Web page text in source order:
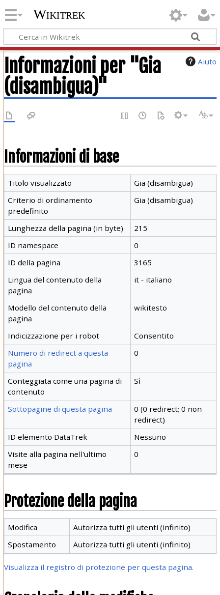
Wikitrek
Aiuto
Informazioni per "Gia
(disambigua)"
Informazioni di base
Titolo visualizzato
Gia (disambigua)
Criterio di ordinamento
predefinito
Gia (disambigua)
Lunghezza della pagina (in byte)
215
ID namespace
0
ID della pagina
3165
Lingua del contenuto della
pagina
it - italiano
Modello del contenuto della
pagina
wikitesto
Indicizzazione per i robot
Consentito
Numero di redirect a questa
pagina
0
Conteggiata come una pagina di
contenuto
Sì
Sottopagine di questa pagina
0 (0 redirect; 0 non
redirect)
ID elemento DataTrek
Nessuno
Visite alla pagina nell'ultimo
mese
0
Protezione della pagina
Modifica
Autorizza tutti gli utenti (infinito)
Spostamento
Autorizza tutti gli utenti (infinito)
Visualizza il registro di protezione per questa pagina.